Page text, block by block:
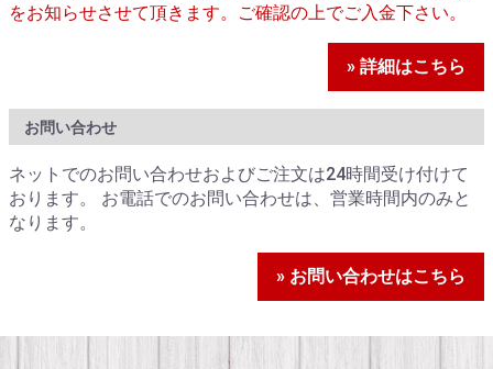
をお知らせさせて頂きます。ご確認の上でご入金下さい。
» 詳細はこちら
お問い合わせ
ネットでのお問い合わせおよびご注文は24時間受け付けて
おります。 お電話でのお問い合わせは、営業時間内のみと
なります。
» お問い合わせはこちら